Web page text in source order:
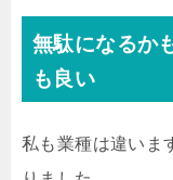
無駄になるか
も良い
私も業種は違いま